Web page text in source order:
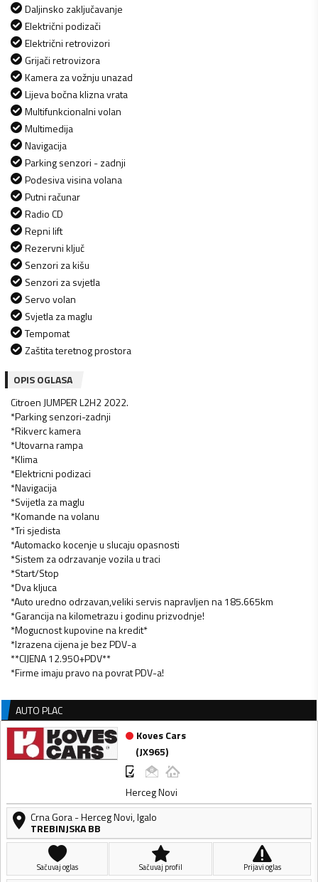
Daljinsko zaključavanje
Električni podizači
Električni retrovizori
Grijači retrovizora
Kamera za vožnju unazad
Lijeva bočna klizna vrata
Multifunkcionalni volan
Multimedija
Navigacija
Parking senzori - zadnji
Podesiva visina volana
Putni računar
Radio CD
Repni lift
Rezervni ključ
Senzori za kišu
Senzori za svjetla
Servo volan
Svjetla za maglu
Tempomat
Zaštita teretnog prostora
OPIS OGLASA
Citroen JUMPER L2H2 2022.
*Parking senzori-zadnji
*Rikverc kamera
*Utovarna rampa
*Klima
*Elektricni podizaci
*Navigacija
*Svijetla za maglu
*Komande na volanu
*Tri sjedista
*Automacko kocenje u slucaju opasnosti
*Sistem za odrzavanje vozila u traci
*Start/Stop
*Dva kljuca
*Auto uredno odrzavan,veliki servis napravljen na 185.665km
*Garancija na kilometrazu i godinu prizvodnje!
*Mogucnost kupovine na kredit*
*Izrazena cijena je bez PDV-a
**CIJENA 12.950+PDV**
AUTO PLAC
Koves Cars
(JX965)
Herceg Novi
Crna Gora-Herceg Novi,Igalo
TREBINJSKA BB
Sačuvaj oglas Sačuvaj profil Prijavi oglas